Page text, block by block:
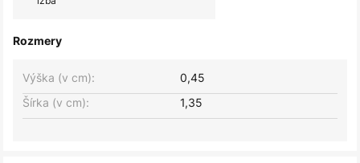
Rozmery
Šírka (v cm): 1,35
Výška (v cm): 0,45